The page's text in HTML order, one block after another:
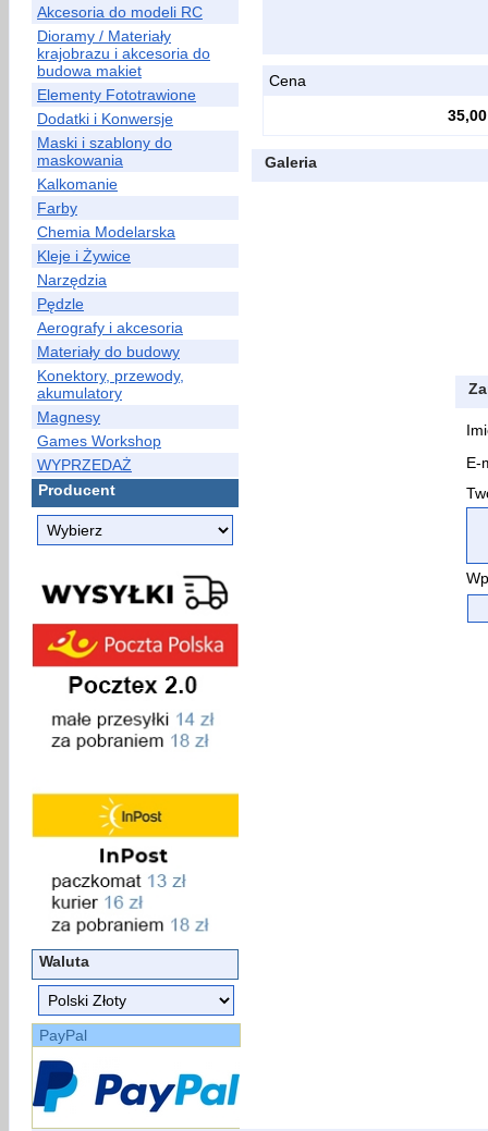
Akcesoria do modeli RC
Dioramy / Materiały
krajobrazu i akcesoria do
budowa makiet
Elementy Fototrawione
Dodatki i Konwersje
Maski i szablony do
maskowania
Kalkomanie
Farby
Chemia Modelarska
Kleje i Żywice
Narzędzia
Pędzle
Aerografy i akcesoria
Materiały do budowy
Konektory, przewody,
akumulatory
Magnesy
Games Workshop
WYPRZEDAŻ
Producent
Waluta
PayPal
Cena
35,00
Galeria
E-